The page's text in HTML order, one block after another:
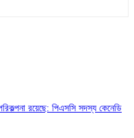
রয়েছে: পিএসসি সদস্য কেনেডি